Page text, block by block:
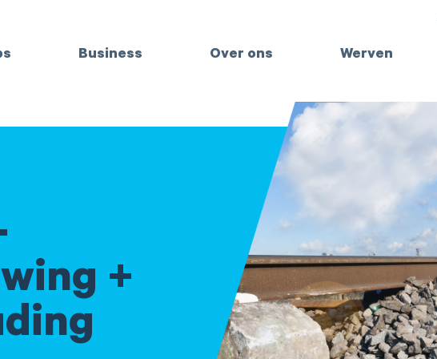
Business Over ons Werven
+